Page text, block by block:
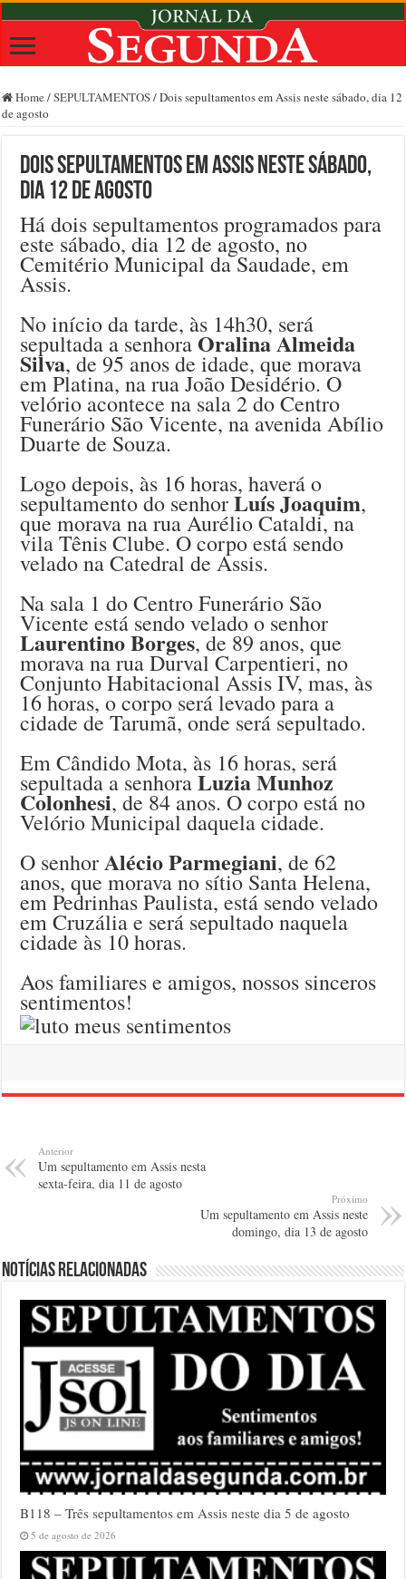
Home /SEPULTAMENTOS/Dois sepultamentos em Assis neste sábado, dia 12
de agosto
Dois sepultamentos em Assis neste sábado,
dia 12 de agosto
Há dois sepultamentos programados para
este sábado, dia 12 de agosto, no
Cemitério Municipal da Saudade, em
Assis.
No início da tarde, às 14h30, será
sepultada a senhoraOralina Almeida
Silva, de 95 anos de idade, que morava
em Platina, na rua João Desidério. O
velório acontece na sala 2 do Centro
Funerário São Vicente, na avenida Abílio
Duarte de Souza.
Logo depois, às 16 horas, haverá o
sepultamento do senhorLuís Joaquim,
que morava na rua Aurélio Cataldi, na
vila Tênis Clube. O corpo está sendo
velado na Catedral de Assis.
Na sala 1 do Centro Funerário São
Vicente está sendo velado o senhor
Laurentino Borges, de 89 anos, que
morava na rua Durval Carpentieri, no
Conjunto Habitacional Assis IV, mas, às
16 horas, o corpo será levado para a
cidade de Tarumã, onde será sepultado.
Em Cândido Mota, às 16 horas, será
sepultada a senhoraLuzia Munhoz
Colonhesi, de 84 anos. O corpo está no
Velório Municipal daquela cidade.
O senhorAlécio Parmegiani, de 62
anos, que morava no sítio Santa Helena,
em Pedrinhas Paulista, está sendo velado
em Cruzália e será sepultado naquela
cidade às 10 horas.
Aos familiares e amigos, nossos sinceros
sentimentos!
Anterior
Um sepultamento em Assis nesta
sexta-feira, dia 11 de agosto
Próximo
Um sepultamento em Assis neste
domingo, dia 13 de agosto
Notícias relacionadas
B118 – Três sepultamentos em Assis neste dia 5 de agosto
5 de agosto de 2026